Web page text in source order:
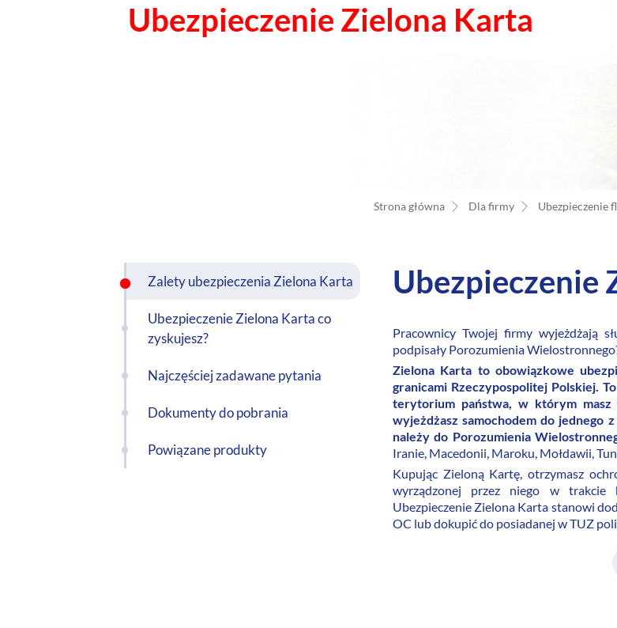
Ubezpieczenie Zielona Karta
Strona główna Dla firmy Ubezpieczenie
Zalety ubezpieczenia Zielona Karta
Ubezpieczenie Zielona Karta co
zyskujesz?
Najczęściej zadawane pytania
Dokumenty do pobrania
Powiązane produkty
Ubezpieczenie
Pracownicy Twojej firmy wyjeżdżają
podpisały Porozumienia
Zielona Karta to obowiązkowe
granicami Rzeczypospolitej Polskiej.
terytorium państwa, w którym
wyjeżdżasz samochodem do jednego
należy do Porozumienia
Iranie, Macedonii, Maroku, Mołdawii,
Kupując Zieloną Kartę, otrzymasz
wyrządzonej przez niego w trakcie
Ubezpieczenie Zielona Karta stanowi
OC lub dokupić do posiadanej w TUZ